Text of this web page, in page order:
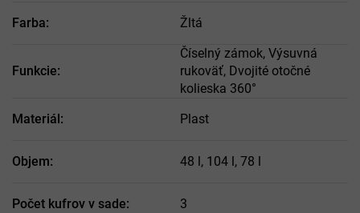
Farba: Žltá
Funkcie:
Číselný zámok, Výsuvná
rukoväť, Dvojité otočné
kolieska 360°
Materiál: Plast
Objem: 48 l, 104 l, 78 l
Počet kufrov v sade: 3